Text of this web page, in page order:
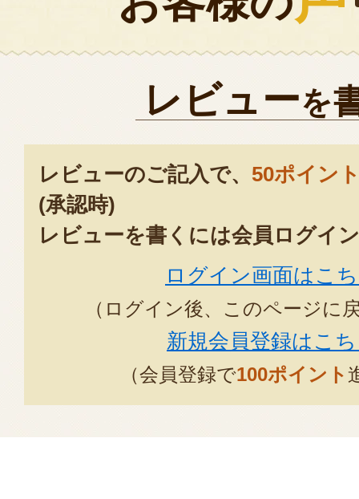
レビューを
レビューのご記入で、 50ポイン
(承認時)
レビューを書くには会員ログイ
ログイン画面はこ
（ログイン後、このページに
新規会員登録はこ
（会員登録で100ポイント